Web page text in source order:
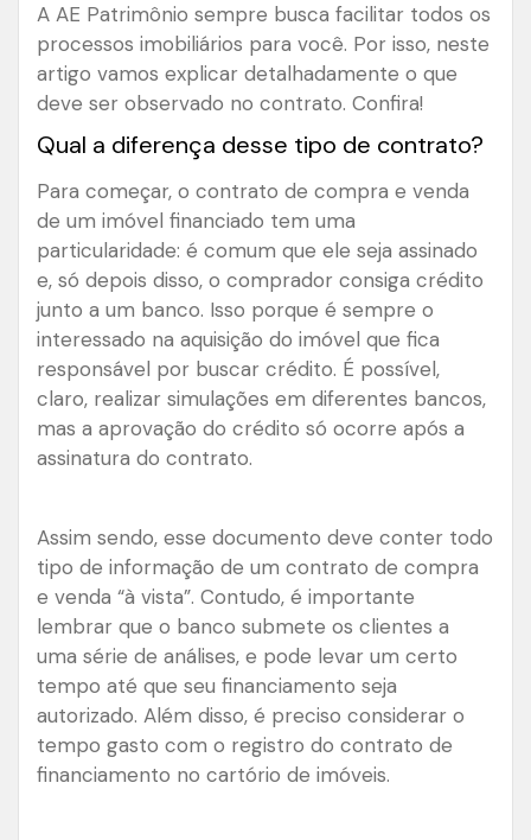
A AE Patrimônio sempre busca facilitar todos os
processos imobiliários para você. Por isso, neste
artigo vamos explicar detalhadamente o que
deve ser observado no contrato. Confira!
Qual a diferença desse tipo de contrato?
Para começar, o contrato de compra e venda
de um imóvel financiado tem uma
particularidade: é comum que ele seja assinado
e, só depois disso, o comprador consiga crédito
junto a um banco. Isso porque é sempre o
interessado na aquisição do imóvel que fica
responsável por buscar crédito. É possível,
claro, realizar simulações em diferentes bancos,
mas a aprovação do crédito só ocorre após a
assinatura do contrato.
Assim sendo, esse documento deve conter todo
tipo de informação de um contrato de compra
e venda “à vista”. Contudo, é importante
lembrar que o banco submete os clientes a
uma série de análises, e pode levar um certo
tempo até que seu financiamento seja
autorizado. Além disso, é preciso considerar o
tempo gasto com o registro do contrato de
financiamento no cartório de imóveis.